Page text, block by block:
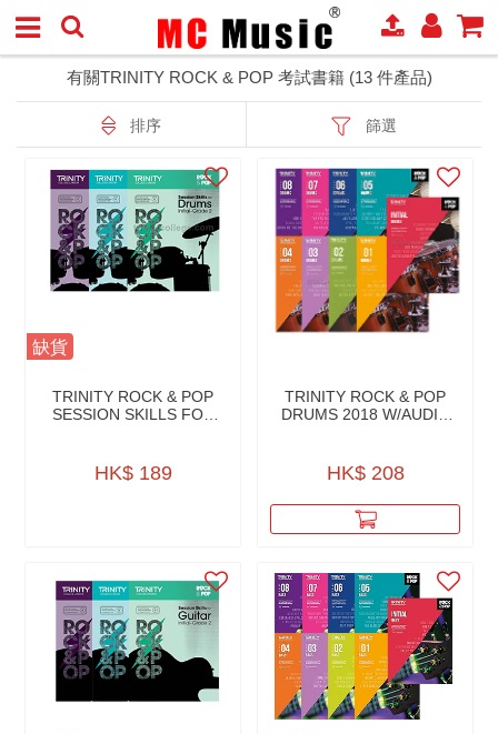
有關TRINITY ROCK & POP 考試書籍 (13 件產品)
排序 篩選
缺貨
TRINITY ROCK & POP
SESSION SKILLS FOR
HK$ 189
TRINITY ROCK & POP
DRUMS 2018 W/AUDIO
HK$ 208